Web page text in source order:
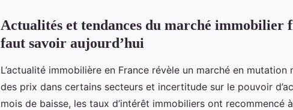
Actualités et tendances du marché immobilier
faut savoir aujourd’hui
L’actualité immobilière en France révèle un marché en mutation
des prix dans certains secteurs et incertitude sur le pouvoir
mois de baisse, les taux d’intérêt immobiliers ont recommencé